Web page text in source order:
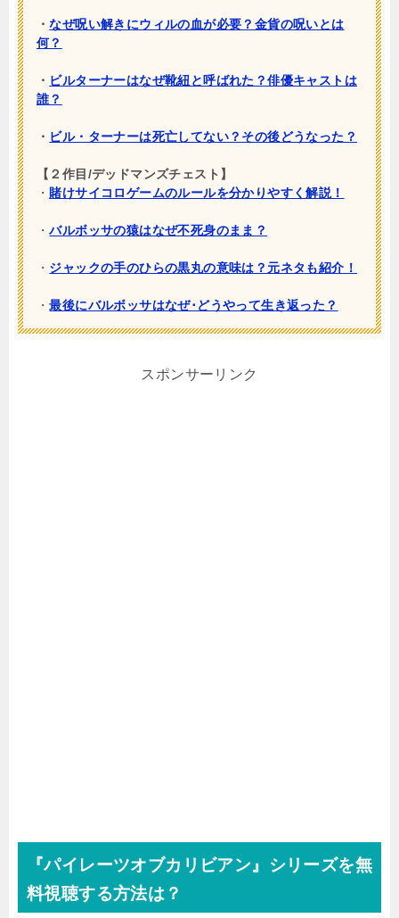
・なぜ呪い解きにウィルの血が必要？金貨の呪いとは
何？
・ ビルターナーはなぜ靴紐と呼ばれた？俳優キャストは
誰？
・ ビル・ターナーは死亡してない？その後どうなった？
【２作目/デッドマンズチェスト】
・ 賭けサイコロゲームのルールを分かりやすく解説！
・バルボッサの猿はなぜ不死身のまま？
・ ジャックの手のひらの黒丸の意味は？元ネタも紹介！
・最後にバルボッサはなぜ･どうやって生き返った？
スポンサーリンク
『パイレーツオブカリビアン』シリーズを無
料視聴する方法は？